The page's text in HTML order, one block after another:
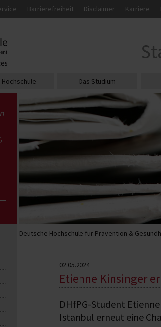
Barrierefreiheit Disclaimer Karriere
Hochschule Das Studium
Deutsche Hochschule für Prävention &
02.05.2024
Etienne Kinsinger
DHfPG-Student
Istanbul erneut eine